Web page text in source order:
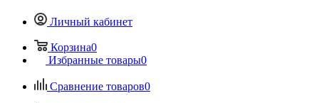
Личный кабинет
Корзина0
Избранные товары0
Сравнение товаров0